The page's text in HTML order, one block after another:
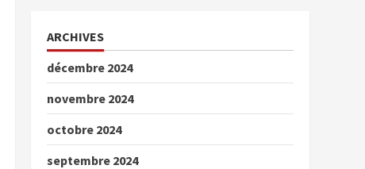
ARCHIVES
décembre 2024
novembre 2024
octobre 2024
septembre 2024